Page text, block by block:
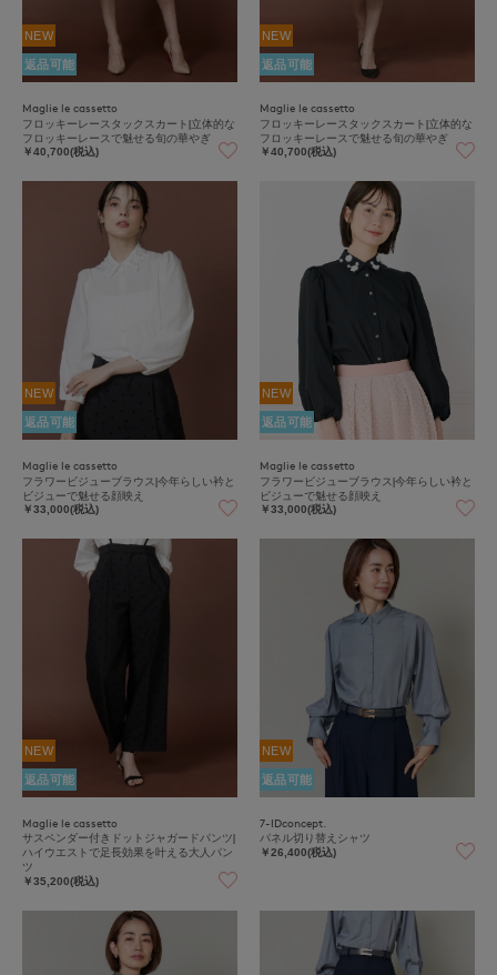
NEW
返品可能
Maglie le cassetto
フロッキーレースタックスカート|立体的な
フロッキーレースで魅せる旬の華やぎ
￥40,700(税込)
NEW
返品可能
Maglie le cassetto
フロッキーレースタックスカート|立体的な
フロッキーレースで魅せる旬の華やぎ
￥40,700(税込)
NEW
返品可能
Maglie le cassetto
フラワービジューブラウス|今年らしい衿と
ビジューで魅せる顔映え
￥33,000(税込)
NEW
返品可能
Maglie le cassetto
フラワービジューブラウス|今年らしい衿と
ビジューで魅せる顔映え
￥33,000(税込)
NEW
返品可能
Maglie le cassetto
サスペンダー付きドットジャガードパンツ|
ハイウエストで足長効果を叶える大人パン
ツ
￥35,200(税込)
NEW
返品可能
7-IDconcept.
パネル切り替えシャツ
￥26,400(税込)